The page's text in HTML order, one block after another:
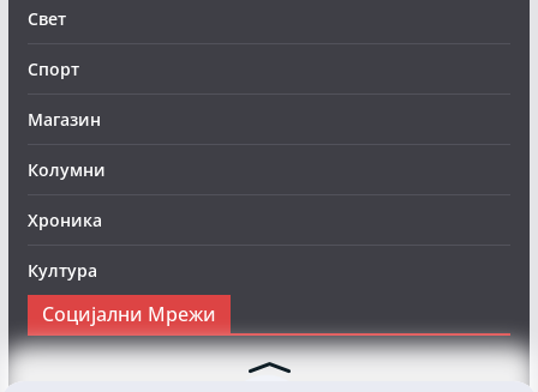
Свет
Спорт
Магазин
Колумни
Хроника
Култура
Социјални Мрежи